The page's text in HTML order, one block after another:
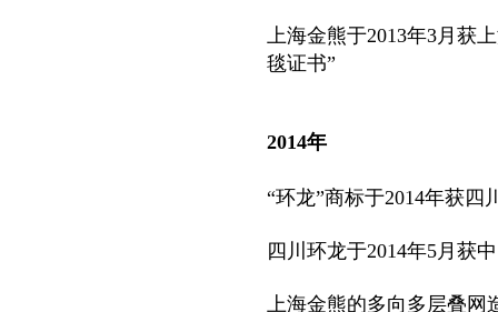
上海金熊于2013年3月获
毯证书”
2014年
“环龙”商标于2014年获四
四川环龙于2014年5月获
上海金熊的多向多层叠网